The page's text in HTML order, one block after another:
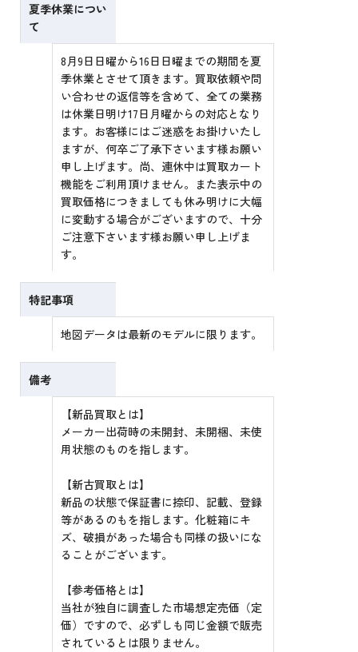
夏季休業につい
て
8月9日日曜から16日日曜までの期間を夏
季休業とさせて頂きます。買取依頼や問
い合わせの返信等を含めて、全ての業務
は休業日明け17日月曜からの対応となり
ます。お客様にはご迷惑をお掛けいたし
ますが、何卒ご了承下さいます様お願い
申し上げます。尚、連休中は買取カート
機能をご利用頂けません。また表示中の
買取価格につきましても休み明けに大幅
に変動する場合がございますので、十分
ご注意下さいます様お願い申し上げま
す。
特記事項
地図データは最新のモデルに限ります。
備考
【新品買取とは】
メーカー出荷時の未開封、未開梱、未使
用状態のものを指します。
【新古買取とは】
新品の状態で保証書に捺印、記載、登録
等があるのもを指します。化粧箱にキ
ズ、破損があった場合も同様の扱いにな
ることがございます。
【参考価格とは】
当社が独自に調査した市場想定売価（定
価）ですので、必ずしも同じ金額で販売
されているとは限りません。